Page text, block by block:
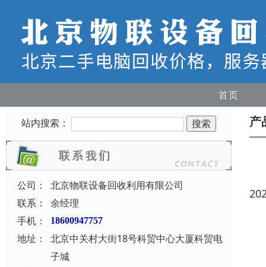
首页
站内搜索：
公司：
北京物联设备回收利用有限公司
联系：
余经理
手机：
18600947757
地址：
北京中关村大街18号科贸中心大厦科贸电
子城
产